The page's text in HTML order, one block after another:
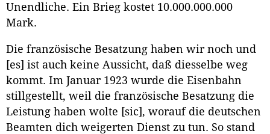
Unendliche. Ein Brieg kostet 10.000.000.000
Mark.
Die französische Besatzung haben wir noch und
[es] ist auch keine Aussicht, daß diesselbe weg
kommt. Im Januar 1923 wurde die Eisenbahn
stillgestellt, weil die französische Besatzung die
Leistung haben wolte [sic], worauf die deutschen
Beamten dich weigerten Dienst zu tun. So stand